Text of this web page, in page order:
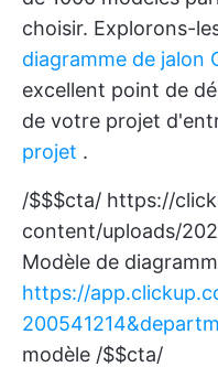
choisir. Explorons-
diagramme de jalon
excellent point de
de votre projet
projet .
/$$$cta/ https://
content/uploads/
Modèle de
https://
modèle /$$cta/